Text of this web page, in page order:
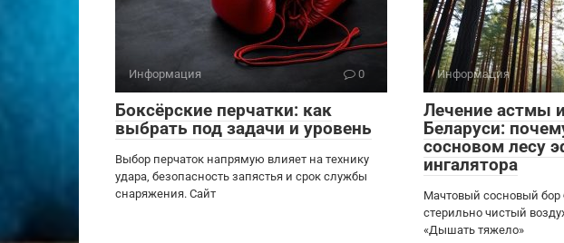
Информация 0
Боксёрские перчатки: как
выбрать под задачи и уровень
Выбор перчаток напрямую влияет на технику
удара, безопасность запястья и срок службы
снаряжения. Сайт
Информация
Лечение астмы
Беларуси:
сосновом лесу
ингалятора
Мачтовый сосновый бор
стерильно чистый
«Дышать тяжело»